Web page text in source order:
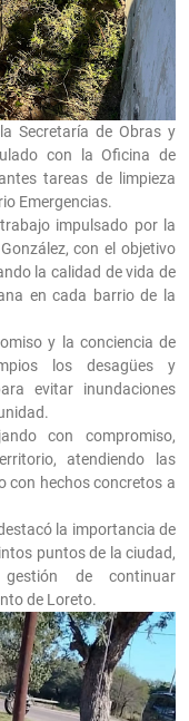
Secretaría de Obras y
con la Oficina de
tareas de limpieza
Emergencias.
impulsado por la
con el objetivo
la calidad de vida de
en cada barrio de la
y la conciencia de
los desagües y
evitar inundaciones
con compromiso,
atendiendo las
con hechos concretos a
la importancia de
puntos de la ciudad,
de continuar
de Loreto.